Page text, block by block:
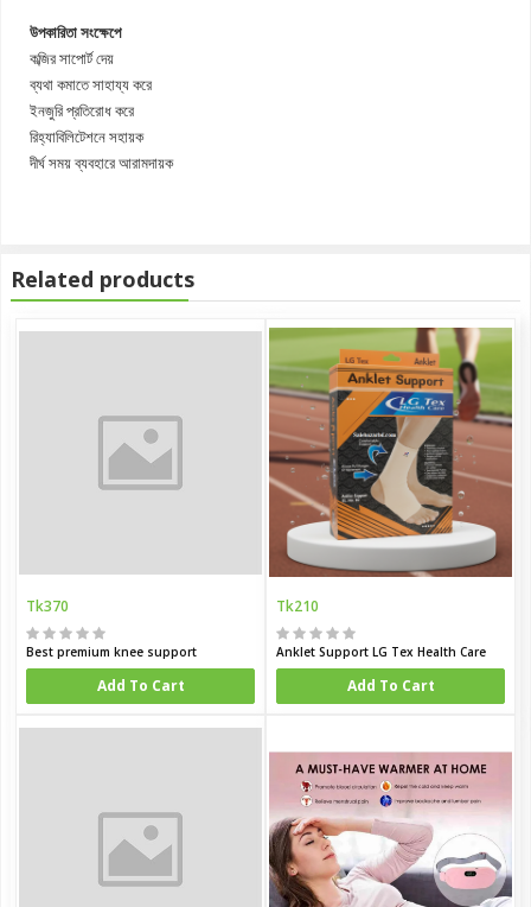
উপকারিতা সংক্ষেপে
কব্জির সাপোর্ট দেয়
ব্যথা কমাতে সাহায্য করে
ইনজুরি প্রতিরোধ করে
রিহ্যাবিলিটেশনে সহায়ক
দীর্ঘ সময় ব্যবহারে আরামদায়ক
Related products
Tk370
Best premium knee support
Add To Cart
Tk210
Anklet Support LG Tex Health Care
Add To Cart